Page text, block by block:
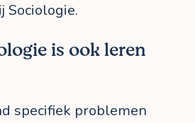
Sociologie.
is ook leren
specifiek problemen